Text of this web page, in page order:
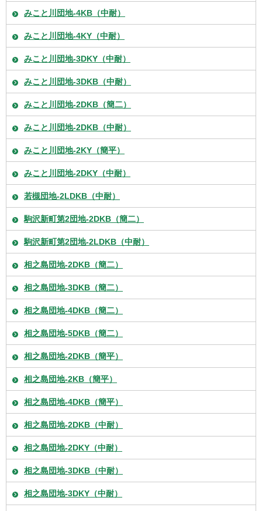
みこと川団地-4KB（中耐）
みこと川団地-4KY（中耐）
みこと川団地-3DKY（中耐）
みこと川団地-3DKB（中耐）
みこと川団地-2DKB（簡二）
みこと川団地-2DKB（中耐）
みこと川団地-2KY（簡平）
みこと川団地-2DKY（中耐）
若槻団地-2LDKB（中耐）
駒沢新町第2団地-2DKB（簡二）
駒沢新町第2団地-2LDKB（中耐）
相之島団地-2DKB（簡二）
相之島団地-3DKB（簡二）
相之島団地-4DKB（簡二）
相之島団地-5DKB（簡二）
相之島団地-2DKB（簡平）
相之島団地-2KB（簡平）
相之島団地-4DKB（簡平）
相之島団地-2DKB（中耐）
相之島団地-2DKY（中耐）
相之島団地-3DKB（中耐）
相之島団地-3DKY（中耐）